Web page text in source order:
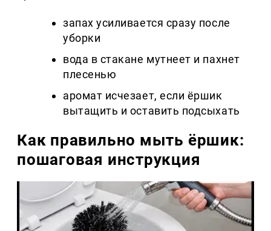
запах усиливается сразу после
уборки
вода в стакане мутнеет и пахнет
плесенью
аромат исчезает, если ёршик
вытащить и оставить подсыхать
Как правильно мыть ёршик:
пошаговая инструкция